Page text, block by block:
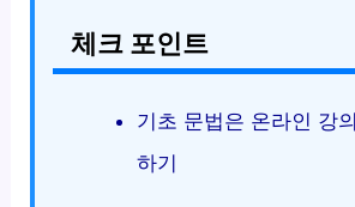
체크 포인트
기초 문법은 온라인 강
하기